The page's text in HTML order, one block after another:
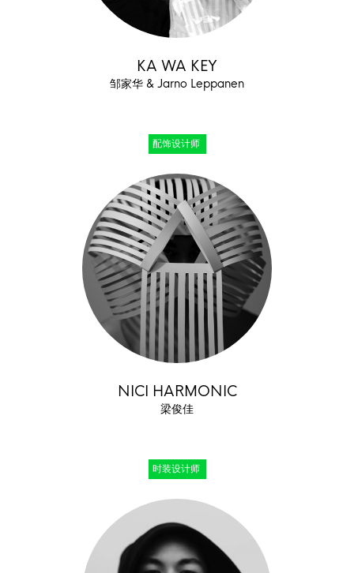
KA WA KEY
邹家华 & Jarno Leppanen
配饰设计师
NICI HARMONIC
梁俊佳
时装设计师